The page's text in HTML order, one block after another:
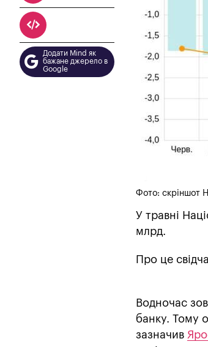
Додати Mind як
бажане джерело в
Google
Фото: скріншот
У травні
млрд.
Про це
Водночас
банку. Тому
зазначив